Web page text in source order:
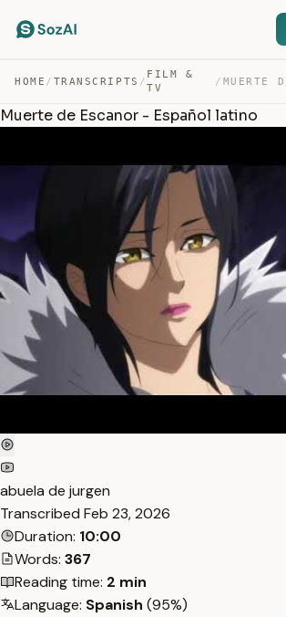
HOME / TRANSCRIPTS /
FILM &
TV
/
Muerte de Escanor - Español latino
abuela de jurgen
Transcribed Feb 23, 2026
Duration: 10:00
Words: 367
Reading time: 2 min
Language: Spanish (95%)